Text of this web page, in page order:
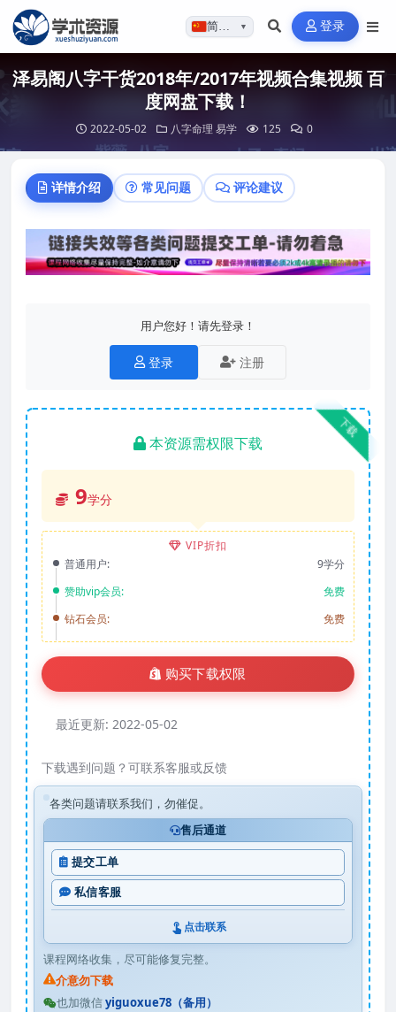
简体…▼ 登录
泽易阁八字干货2018年/2017年视频合集视频 百
度网盘下载！
2022-05-02 八字命理 易学 125 0
详情介绍 常见问题 评论建议
用户您好！请先登录！
登录 注册
下载
本资源需权限下载
9学分
VIP折扣
普通用户:
9学分
赞助vip会员:
免费
钻石会员:
免费
购买下载权限
最近更新: 2022-05-02
下载遇到问题？可联系客服或反馈
各类问题请联系我们，勿催促。
售后通道
提交工单
私信客服
点击联系
课程网络收集，尽可能修复完整。
介意勿下载
也加微信yiguoxue78（备用）